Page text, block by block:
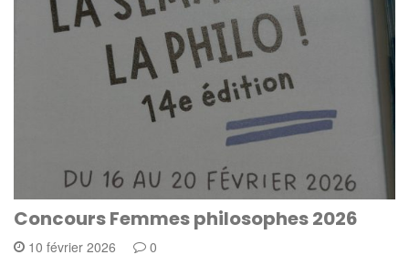
Concours Femmes philosophes 2026
10 février 2026 0